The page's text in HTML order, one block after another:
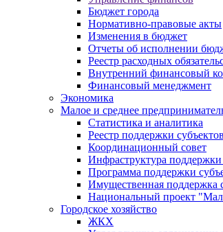
Бюджет города
Нормативно-правовые акты
Изменения в бюджет
Отчеты об исполнении
Реестр расходных
Внутренний финансовый
Финансовый менеджмент
Экономика
Малое и среднее
Статистика и аналитика
Реестр поддержки
Координационный совет
Инфраструктура
Программа поддержки
Имущественная поддержка
Национальный проект
Городское хозяйство
ЖКХ